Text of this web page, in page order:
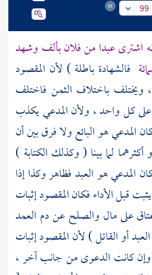
99
اشترى عبدا من فلان بألف وشهد
فالشهادة باطلة ) لأن المقصود
ويختلف باختلاف الثمن فاختلف
على كل واحد ، ولأن المدعي يكذب
المدعي هو البائع ولا فرق بين أن
لما بينا ( وكذلك الكتابة )
المدعي هو العبد فظاهر وكذا إذا
قبل الأداء فكان المقصود إثبات
على مال والصلح عن دم العمد
أو القاتل ) لأن المقصود إثبات
وإن كانت الدعوى من جانب آخر ،